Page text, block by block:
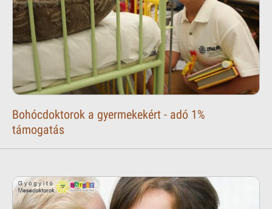
Bohócdoktorok a gyermekekért - adó 1%
támogatás